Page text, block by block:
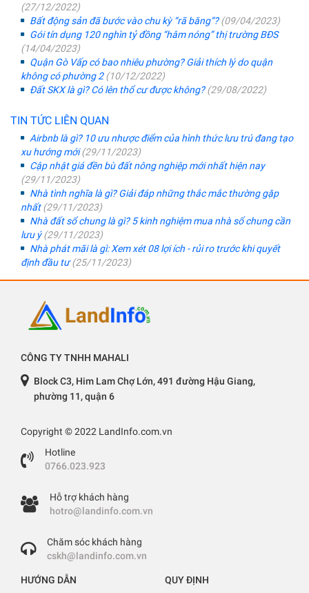
(27/12/2022)
Bất động sản đã bước vào chu kỳ “rã băng”?(09/04/2023)
Gói tín dụng 120 nghìn tỷ đồng “hâm nóng” thị trường BĐS
(14/04/2023)
Quận Gò Vấp có bao nhiêu phường? Giải thích lý do quận
không có phường 2(10/12/2022)
Đất SKX là gì? Có lên thổ cư được không?(29/08/2022)
TIN TỨC LIÊN QUAN
Airbnb là gì? 10 ưu nhược điểm của hình thức lưu trú đang tạo
xu hướng mới(29/11/2023)
Cập nhật giá đền bù đất nông nghiệp mới nhất hiện nay
(29/11/2023)
Nhà tình nghĩa là gì? Giải đáp những thắc mắc thường gặp
nhất(29/11/2023)
Nhà đất sổ chung là gì? 5 kinh nghiệm mua nhà sổ chung cần
lưu ý(29/11/2023)
Nhà phát mãi là gì: Xem xét 08 lợi ích - rủi ro trước khi quyết
định đầu tư(25/11/2023)
CÔNG TY TNHH MAHALI
Block C3, Him Lam Chợ Lớn, 491 đường Hậu Giang,
phường 11, quận 6
Copyright © 2022 LandInfo.com.vn
Hotline
0766.023.923
Hỗ trợ khách hàng
hotro@landinfo.com.vn
Chăm sóc khách hàng
cskh@landinfo.com.vn
HƯỚNG DẪN QUY ĐỊNH